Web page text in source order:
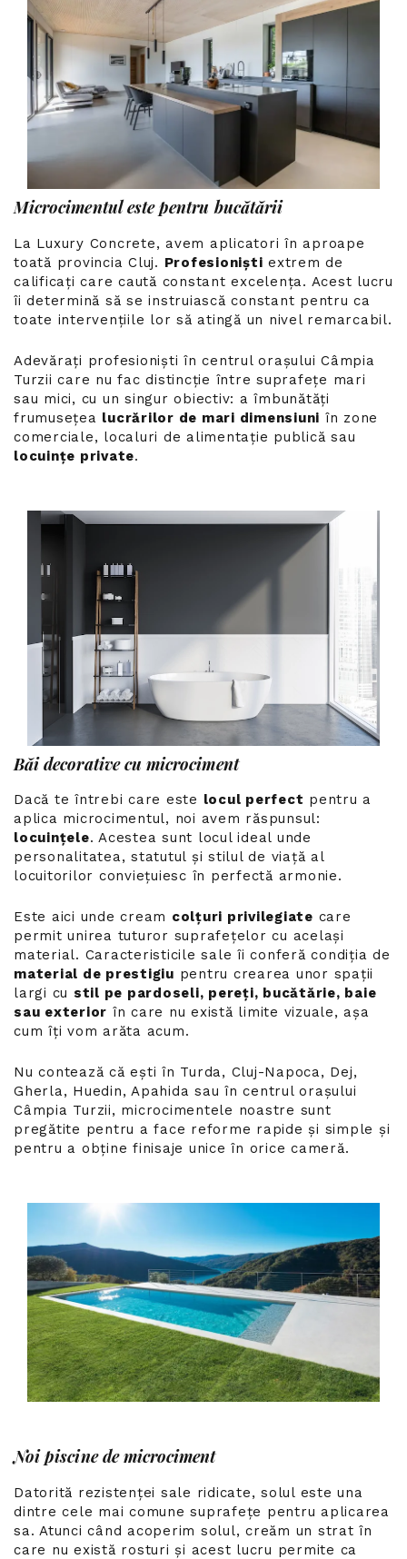
Microcimentul este pentru bucătării
La Luxury Concrete, avem aplicatori în aproape
toată provincia Cluj. Profesioniști extrem de
calificați care caută constant excelența. Acest lucru
îi determină să se instruiască constant pentru ca
toate intervențiile lor să atingă un nivel remarcabil.
Adevărați profesioniști în centrul orașului Câmpia
Turzii care nu fac distincție între suprafețe mari
sau mici, cu un singur obiectiv: a îmbunătăți
frumusețea lucrărilor de mari dimensiuni în zone
comerciale, localuri de alimentație publică sau
locuințe private.
Băi decorative cu microciment
Dacă te întrebi care este locul perfect pentru a
aplica microcimentul, noi avem răspunsul:
locuințele. Acestea sunt locul ideal unde
personalitatea, statutul și stilul de viață al
locuitorilor conviețuiesc în perfectă armonie.
Este aici unde cream colțuri privilegiate care
permit unirea tuturor suprafețelor cu același
material. Caracteristicile sale îi conferă condiția de
material de prestigiu pentru crearea unor spații
largi cu stil pe pardoseli, pereți, bucătărie, baie
sau exterior în care nu există limite vizuale, așa
cum îți vom arăta acum.
Nu contează că ești în Turda, Cluj-Napoca, Dej,
Gherla, Huedin, Apahida sau în centrul orașului
Câmpia Turzii, microcimentele noastre sunt
pregătite pentru a face reforme rapide și simple și
pentru a obține finisaje unice în orice cameră.
Noi piscine de microciment
Datorită rezistenței sale ridicate, solul este una
dintre cele mai comune suprafețe pentru aplicarea
sa. Atunci când acoperim solul, creăm un strat în
care nu există rosturi și acest lucru permite ca